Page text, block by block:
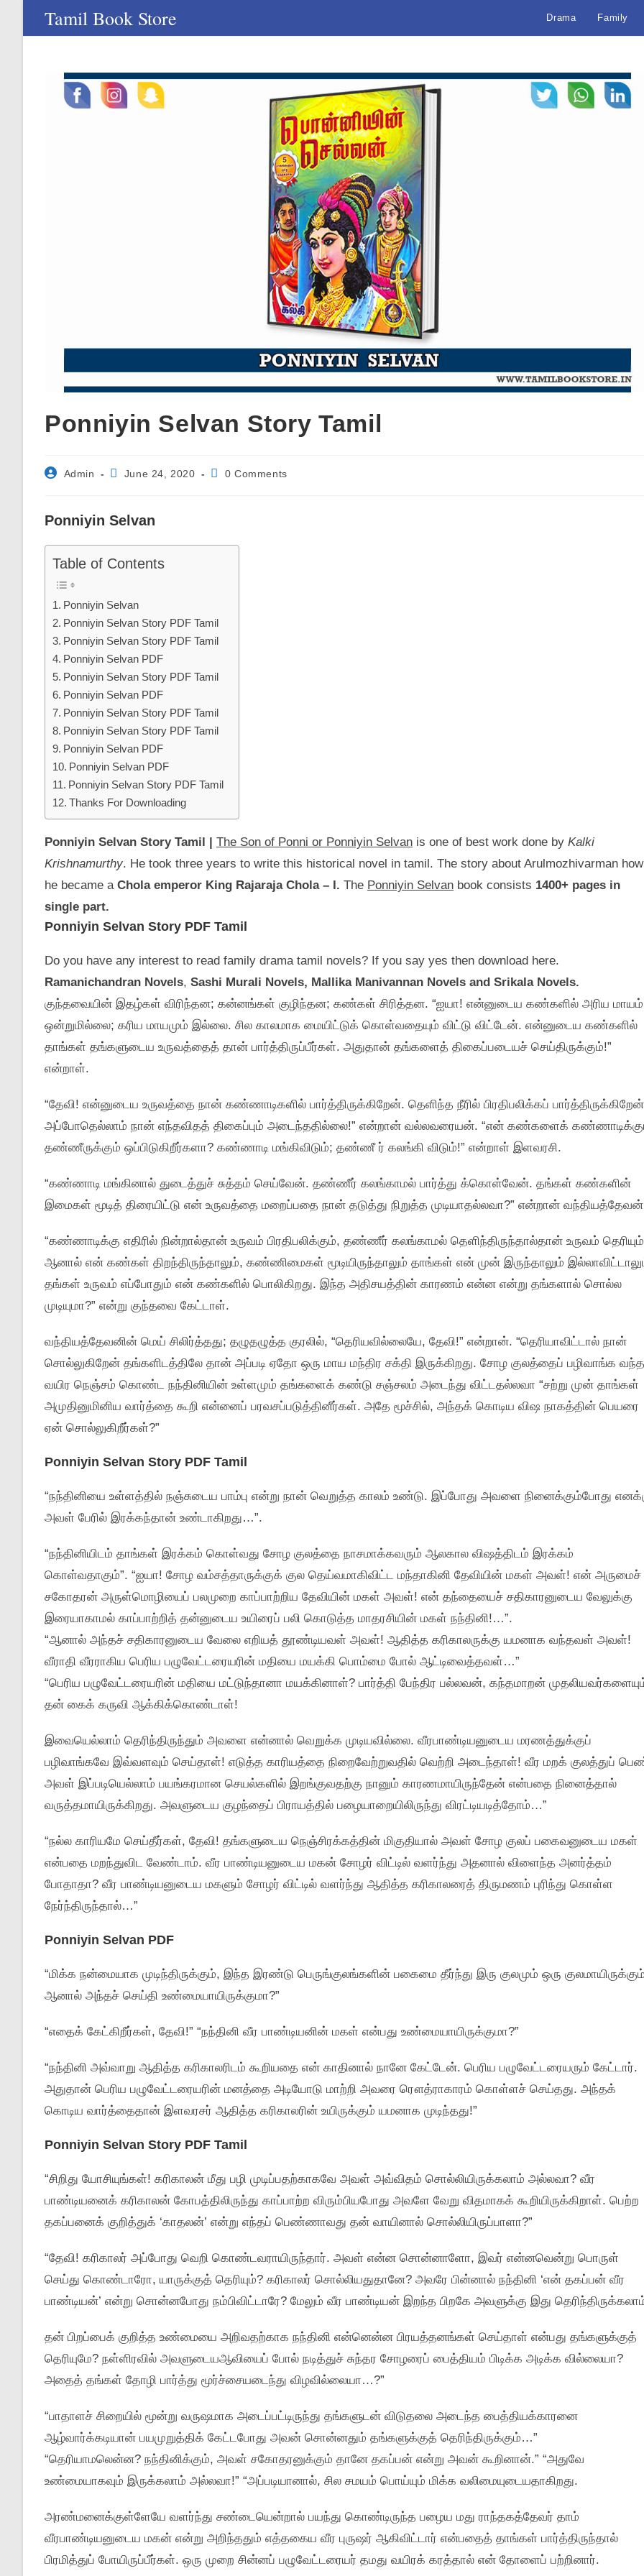
Tamil Book Store Drama Family
Ponniyin Selvan Story Tamil
PostAdmin
PostJune 24, 2020
Post0 Comments
Ponniyin Selvan
Table of Contents
Ponniyin Selvan
Ponniyin Selvan Story PDF Tamil
Ponniyin Selvan Story PDF Tamil
Ponniyin Selvan PDF
Ponniyin Selvan Story PDF Tamil
Ponniyin Selvan PDF
Ponniyin Selvan Story PDF Tamil
Ponniyin Selvan Story PDF Tamil
Ponniyin Selvan PDF
Ponniyin Selvan PDF
Ponniyin Selvan Story PDF Tamil
Thanks For Downloading
Ponniyin Selvan Story Tamil | The Son of Ponni or Ponniyin Selvan is one of best work done by Kalki
Krishnamurthy. He took three years to write this historical novel in tamil. The story about Arulmozhivarman how
he became a Chola emperor King Rajaraja Chola – I. The Ponniyin Selvan book consists 1400+ pages in
single part.
Ponniyin Selvan Story PDF Tamil
Do you have any interest to read family drama tamil novels? If you say yes then download here.
Ramanichandran Novels, Sashi Murali Novels, Mallika Manivannan Novels and Srikala Novels.
குந்தவையின் இதழ்கள் விரிந்தன; கன்னங்கள் குழிந்தன; கண்கள் சிரித்தன. “ஐயா! என்னுடைய கண்களில் அரிய மாயம்
ஒன்றுமில்லை; கரிய மாயமும் இல்லை. சில காலமாக மையிட்டுக் கொள்வதையும் விட்டு விட்டேன். என்னுடைய கண்களில்
தாங்கள் தங்களுடைய உருவத்தைத் தான் பார்த்திருப்பீர்கள். அதுதான் தங்களைத் திகைப்படையச் செய்திருக்கும்!”
என்றாள்.
“தேவி! என்னுடைய உருவத்தை நான் கண்ணாடிகளில் பார்த்திருக்கிறேன். தெளிந்த நீரில் பிரதிபலிக்கப்
அப்போதெல்லாம் நான் எந்தவிதத் திகைப்பும் அடைந்ததில்லை!” என்றான் வல்லவரையன். “என் கண்களைக்
தண்ணீருக்கும் ஒப்பிடுகிறீர்களா? கண்ணாடி மங்கிவிடும்; தண்ணீ ர் கலங்கி விடும்!” என்றாள் இளவரசி.
“கண்ணாடி மங்கினால் துடைத்துச் சுத்தம் செய்வேன். தண்ணீர் கலங்காமல் பார்த்து க்கொள்வேன். தங்கள் கண்களின்
இமைகள் மூடித் திரையிட்டு என் உருவத்தை மறைப்பதை நான் தடுத்து நிறுத்த முடியாதல்லவா?” என்றான்
“கண்ணாடிக்கு எதிரில் நின்றால்தான் உருவம் பிரதிபலிக்கும், தண்ணீர் கலங்காமல் தெளிந்திருந்தால்தான் உருவம்
ஆனால் என் கண்கள் திறந்திருந்தாலும், கண்ணிமைகள் மூடியிருந்தாலும் தாங்கள் என் முன் இருந்தாலும்
தங்கள் உருவம் எப்போதும் என் கண்களில் பொலிகிறது. இந்த அதிசயத்தின் காரணம் என்ன என்று தங்களால் சொல்ல
முடியுமா?” என்று குந்தவை கேட்டாள்.
வந்தியத்தேவனின் மெய் சிலிர்த்தது; தழுதழுத்த குரலில், “தெரியவில்லையே, தேவி!” என்றான். “தெரியாவிட்டால் நான்
சொல்லுகிறேன் தங்களிடத்திலே தான் அப்படி ஏதோ ஒரு மாய மந்திர சக்தி இருக்கிறது. சோழ குலத்தைப் பழிவாங்க வந்த
வயிர நெஞ்சம் கொண்ட நந்தினியின் உள்ளமும் தங்களைக் கண்டு சஞ்சலம் அடைந்து விட்டதல்லவா “சற்று முன் தாங்கள்
அமுதினுமினிய வார்த்தை கூறி என்னைப் பரவசப்படுத்தினீர்கள். அதே மூச்சில், அந்தக் கொடிய விஷ நாகத்தின் பெயரை
ஏன் சொல்லுகிறீர்கள்?”
Ponniyin Selvan Story PDF Tamil
“நந்தினியை உள்ளத்தில் நஞ்சுடைய பாம்பு என்று நான் வெறுத்த காலம் உண்டு. இப்போது அவளை நினைக்கும்போது
அவள் பேரில் இரக்கந்தான் உண்டாகிறது…”.
“நந்தினியிடம் தாங்கள் இரக்கம் கொள்வது சோழ குலத்தை நாசமாக்கவரும் ஆலகால விஷத்திடம் இரக்கம்
கொள்வதாகும்”. “ஐயா! சோழ வம்சத்தாருக்குக் குல தெய்வமாகிவிட்ட மந்தாகினி தேவியின் மகள் அவள்! என் அருமைச்
சகோதரன் அருள்மொழியைப் பலமுறை காப்பாற்றிய தேவியின் மகள் அவள்! என் தந்தையைச் சதிகாரனுடைய வேலுக்கு
இரையாகாமல் காப்பாற்றித் தன்னுடைய உயிரைப் பலி கொடுத்த மாதரசியின் மகள் நந்தினி!…”.
“ஆனால் அந்தச் சதிகாரனுடைய வேலை எறியத் தூண்டியவள் அவள்! ஆதித்த கரிகாலருக்கு யமனாக வந்தவள் அவள்!
வீராதி வீரராகிய பெரிய பழுவேட்டரையரின் மதியை மயக்கி பொம்மை போல் ஆட்டிவைத்தவள்…”
“பெரிய பழுவேட்டரையரின் மதியை மட்டுந்தானா மயக்கினாள்? பார்த்தி பேந்திர பல்லவன், கந்தமாறன்
தன் கைக் கருவி ஆக்கிக்கொண்டாள்!
இவையெல்லாம் தெரிந்திருந்தும் அவளை என்னால் வெறுக்க முடியவில்லை. வீரபாண்டியனுடைய மரணத்துக்குப்
பழிவாங்கவே இவ்வளவும் செய்தாள்! எடுத்த காரியத்தை நிறைவேற்றுவதில் வெற்றி அடைந்தாள்! வீர மறக் குலத்துப்
அவள் இப்படியெல்லாம் பயங்கரமான செயல்களில் இறங்குவதற்கு நானும் காரணமாயிருந்தேன் என்பதை நினைத்தால்
வருத்தமாயிருக்கிறது. அவளுடைய குழந்தைப் பிராயத்தில் பழையாறையிலிருந்து விரட்டியடித்தோம்…”
“நல்ல காரியமே செய்தீர்கள், தேவி! தங்களுடைய நெஞ்சிரக்கத்தின் மிகுதியால் அவள் சோழ குலப் பகைவனுடைய மகள்
என்பதை மறந்துவிட வேண்டாம். வீர பாண்டியனுடைய மகன் சோழர் விட்டில் வளர்ந்து அதனால் விளைந்த அனர்த்தம்
போதாதா? வீர பாண்டியனுடைய மகளும் சோழர் விட்டில் வளர்ந்து ஆதித்த கரிகாலரைத் திருமணம் புரிந்து கொள்ள
நேர்ந்திருந்தால்…”
Ponniyin Selvan PDF
“மிக்க நன்மையாக முடிந்திருக்கும், இந்த இரண்டு பெருங்குலங்களின் பகைமை தீர்ந்து இரு குலமும் ஒரு
ஆனால் அந்தச் செய்தி உண்மையாயிருக்குமா?”
“எதைக் கேட்கிறீர்கள், தேவி!” “நந்தினி வீர பாண்டியனின் மகள் என்பது உண்மையாயிருக்குமா?”
“நந்தினி அவ்வாறு ஆதித்த கரிகாலரிடம் கூறியதை என் காதினால் நானே கேட்டேன். பெரிய பழுவேட்டரையரும் கேட்டார்.
அதுதான் பெரிய பழுவேட்டரையரின் மனத்தை அடியோடு மாற்றி அவரை ரௌத்ராகாரம் கொள்ளச் செய்தது. அந்தக்
கொடிய வார்த்தைதான் இளவரசர் ஆதித்த கரிகாலரின் உயிருக்கும் யமனாக முடிந்தது!”
Ponniyin Selvan Story PDF Tamil
“சிறிது யோசியுங்கள்! கரிகாலன் மீது பழி முடிப்பதற்காகவே அவள் அவ்விதம் சொல்லியிருக்கலாம் அல்லவா? வீர
பாண்டியனைக் கரிகாலன் கோபத்திலிருந்து காப்பாற்ற விரும்பியபோது அவளே வேறு விதமாகக் கூறியிருக்கிறாள். பெற்ற
தகப்பனைக் குறித்துக் ‘காதலன்’ என்று எந்தப் பெண்ணாவது தன் வாயினால் சொல்லியிருப்பாளா?”
“தேவி! கரிகாலர் அப்போது வெறி கொண்டவராயிருந்தார். அவள் என்ன சொன்னாளோ, இவர் என்னவென்று பொருள்
செய்து கொண்டாரோ, யாருக்குத் தெரியும்? கரிகாலர் சொல்லியதுதானே? அவரே பின்னால் நந்தினி ‘என் தகப்பன் வீர
பாண்டியன்’ என்று சொன்னபோது நம்பிவிட்டாரே? மேலும் வீர பாண்டியன் இறந்த பிறகே அவளுக்கு இது
தன் பிறப்பைக் குறித்த உண்மையை அறிவதற்காக நந்தினி என்னென்ன பிரயத்தனங்கள் செய்தாள் என்பது தங்களுக்குத்
தெரியுமே? நள்ளிரவில் அவளுடையஆவியைப் போல் நடித்துச் சுந்தர சோழரைப் பைத்தியம் பிடிக்க அடிக்க வில்லையா?
அதைத் தங்கள் தோழி பார்த்து மூர்ச்சையடைந்து விழவில்லையா…?”
“பாதாளச் சிறையில் மூன்று வருஷமாக அடைப்பட்டிருந்து தங்களுடன் விடுதலை அடைந்த பைத்தியக்காரனை
ஆழ்வார்க்கடியான் பயமுறுத்திக் கேட்டபோது அவன் சொன்னதும் தங்களுக்குத் தெரிந்திருக்கும்…”
“தெரியாமலென்ன? நந்தினிக்கும், அவள் சகோதரனுக்கும் தானே தகப்பன் என்று அவன் கூறினான்.” “அதுவே
உண்மையாகவும் இருக்கலாம் அல்லவா!” “அப்படியானால், சில சமயம் பொய்யும் மிக்க வலிமையுடையதாகிறது.
அரண்மனைக்குள்ளேயே வளர்ந்து சண்டையென்றால் பயந்து கொண்டிருந்த பழைய மது ராந்தகத்தேவர் தாம்
வீரபாண்டியனுடைய மகன் என்று அறிந்ததும் எத்தகைய வீர புருஷர் ஆகிவிட்டார் என்பதைத் தாங்கள் பார்த்திருந்தால்
பிரமித்துப் போயிருப்பீர்கள். ஒரு முறை சின்னப் பழுவேட்டரையர் தமது வயிரக் கரத்தால் என் தோளைப் பற்றினார்.